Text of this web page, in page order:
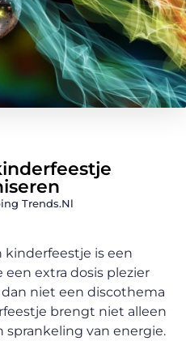
Trends.nl
kinderfeestje is een
een extra dosis plezier
niet een discothema
brengt niet alleen
sprankeling van energie.